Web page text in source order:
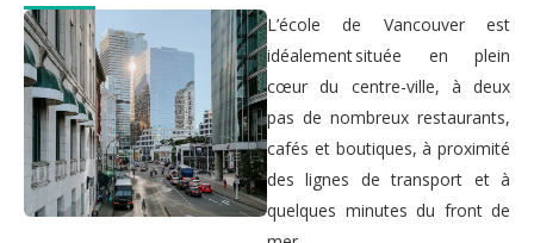
L’école de Vancouver est
idéalement située en plein
cœur du centre-ville, à deux
pas de nombreux restaurants,
cafés et boutiques, à proximité
des lignes de transport et à
quelques minutes du front de